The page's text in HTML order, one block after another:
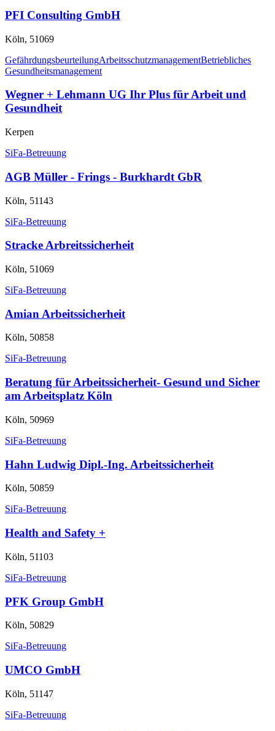
PFI Consulting GmbH
Köln, 51069
GefährdungsbeurteilungArbeitsschutzmanagementBetriebliches
Gesundheitsmanagement
Wegner + Lehmann UG Ihr Plus für Arbeit und
Gesundheit
Kerpen
SiFa-Betreuung
AGB Müller - Frings - Burkhardt GbR
Köln, 51143
SiFa-Betreuung
Stracke Arbreitssicherheit
Köln, 51069
SiFa-Betreuung
Amian Arbeitssicherheit
Köln, 50858
SiFa-Betreuung
Beratung für Arbeitssicherheit- Gesund und Sicher
am Arbeitsplatz Köln
Köln, 50969
SiFa-Betreuung
Hahn Ludwig Dipl.-Ing. Arbeitssicherheit
Köln, 50859
SiFa-Betreuung
Health and Safety +
Köln, 51103
SiFa-Betreuung
PFK Group GmbH
Köln, 50829
SiFa-Betreuung
UMCO GmbH
Köln, 51147
SiFa-Betreuung